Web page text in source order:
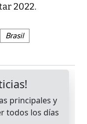
2022.
Brasil